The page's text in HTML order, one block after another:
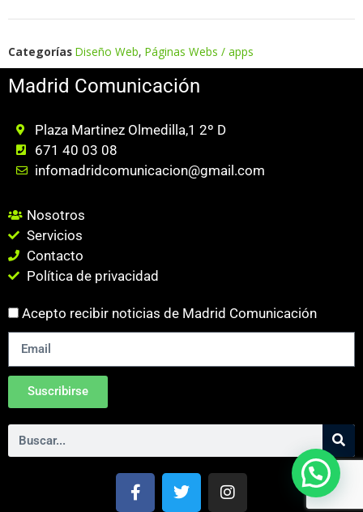
Categorías Diseño Web, Páginas Webs / apps
Madrid Comunicación
Plaza Martinez Olmedilla,1 2º D
671 40 03 08
infomadridcomunicacion@gmail.com
Nosotros
Servicios
Contacto
Política de privacidad
Acepto recibir noticias de Madrid Comunicación
Suscribirse